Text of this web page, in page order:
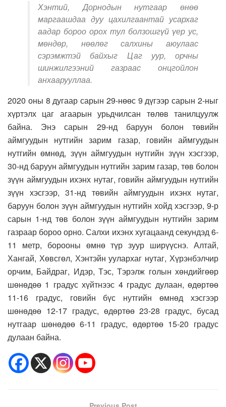
Хэнтий, Дорнодын нутгаар өнөө
маргаашдаа дуу цахилгаантай усархаг
аадар бороо орох тул болзошгүй үер ус,
мөндөр, нөөлөг салхины аюулаас
сэрэмжтэй байхыг Цаг уур, орчны
шинжилгээний газраас онцгойлон
анхаарууллаа.
2020 оны 8 дугаар сарын 29-нөөс 9 дүгээр сарын 2-ныг
хүртэлх цаг агаарын урьдчилсан төлөв танилцуулж
байна. Энэ сарын 29-нд баруун болон төвийн
аймгуудын нутгийн зарим газар, говийн аймгуудын
нутгийн өмнөд, зүүн аймгуудын нутгийн зүүн хэсгээр,
30-нд баруун аймгуудын нутгийн зарим газар, төв болон
зүүн аймгуудын ихэнх нутаг, говийн аймгуудын нутгийн
зүүн хэсгээр, 31-нд төвийн аймгуудын ихэнх нутаг,
баруун болон зүүн аймгуудын нутгийн хойд хэсгээр, 9-р
сарын 1-нд төв болон зүүн аймгуудын нутгийн зарим
газраар бороо орно. Салхи ихэнх хугацаанд секундэд 6-
11 метр, борооны өмнө түр зуур ширүүснэ. Алтай,
Хангай, Хөвсгөл, Хэнтэйн уулархаг нутаг, Хүрэнбэлчир
орчим, Байдраг, Идэр, Тэс, Тэрэлж голын хөндийгөөр
шөнөдөө 1 градус хүйтнээс 4 градус дулаан, өдөртөө
11-16 градус, говийн бүс нутгийн өмнөд хэсгээр
шөнөдөө 12-17 градус, өдөртөө 23-28 градус, бусад
нутгаар шөнөдөө 6-11 градус, өдөртөө 15-20 градус
дулаан байна.